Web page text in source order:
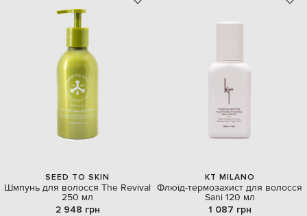
SEED TO SKIN
Шмпунь для волосся The Revival
250 мл
2 948 грн
KT MILANO
Флюїд-термозахист для волосся
Sani 120 мл
1 087 грн